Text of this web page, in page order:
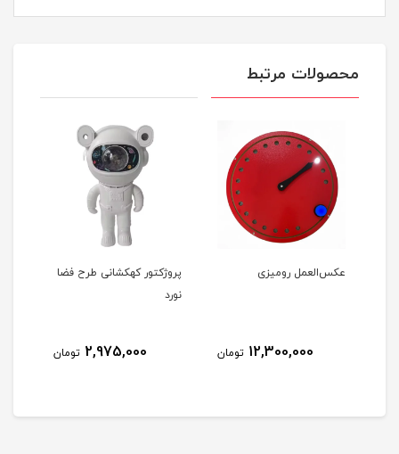
محصولات مرتبط
عکس‌العمل رومیزی
12,300,000 تومان
پروژکتور کهکشانی طرح فضا
نورد
2,975,000 تومان